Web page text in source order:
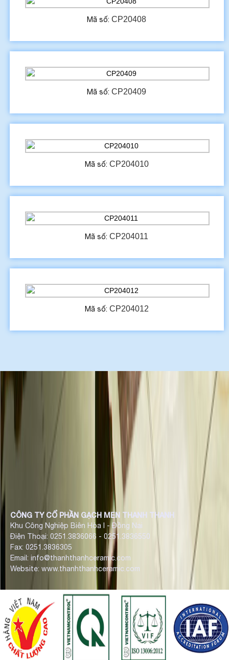
Mã số:CP20408
Mã số:CP20409
Mã số: CP204010
Mã số:CP204011
Mã số: CP204012
CÔNG TY CỔ PHẦN GẠCH MEN THANH THANH
Khu Công Nghiệp Biên Hòa I - Đồng Nai
Điện Thoại: 0251.3836066 - 0251.3836550
Fax: 0251.3836305
Email: info@thanhthanhceramic.com
Website: www.thanhthanhceramic.com